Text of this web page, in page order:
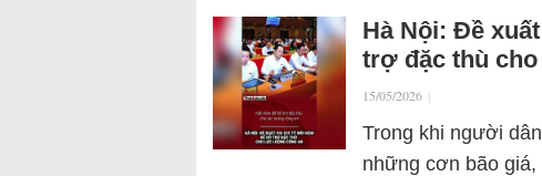
Hà Nội: Đề
trợ đặc thù
15/05/2026 |
Trong khi người
những cơn bão